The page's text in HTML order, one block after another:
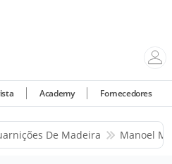
Academy Fornecedores
De Madeira Manoel